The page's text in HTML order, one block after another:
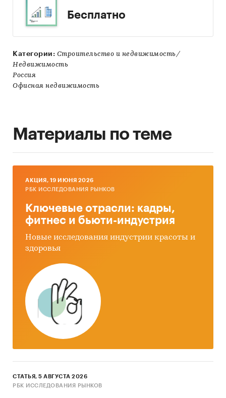
Бесплатно
Категории: Строительство и недвижимость/
Недвижимость
Россия
Офисная недвижимость
Материалы по теме
AКЦИЯ, 19 ИЮНЯ 2026
РБК ИССЛЕДОВАНИЯ РЫНКОВ
Ключевые отрасли: кадры,
фитнес и бьюти-индустрия
Новые исследования индустрии красоты и
здоровья
СТАТЬЯ, 5 АВГУСТА 2026
РБК ИССЛЕДОВАНИЯ РЫНКОВ